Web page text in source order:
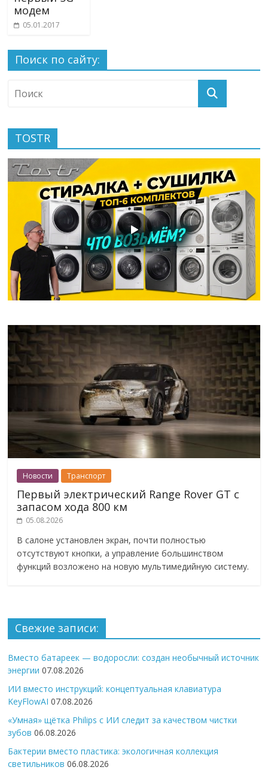
модем
05.01.2017
Поиск по сайту:
TOSTR
Новости Транспорт
Первый электрический Range Rover GT с
запасом хода 800 км
05.08.2026
В салоне установлен экран, почти полностью
отсутствуют кнопки, а управление большинством
функций возложено на новую мультимедийную систему.
Свежие записи:
Вместо батареек — водоросли: создан необычный источник
энергии 07.08.2026
ИИ вместо инструкций: концептуальная клавиатура
KeyFlowAI 07.08.2026
«Умная» щётка Philips с ИИ следит за качеством чистки
зубов 06.08.2026
Бактерии вместо пластика: экологичная коллекция
светильников 06.08.2026